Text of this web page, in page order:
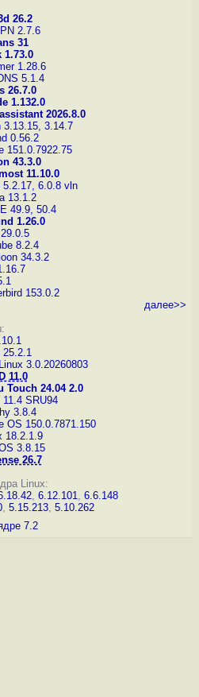
26.2
2.7.6
31
1.73.0
1.28.6
5.1.4
26.7.0
1.132.0
2026.8.0
3.13.15, 3.14.7
0.56.2
151.0.7922.75
43.3.0
11.10.0
5.2.17, 6.0.8 vln
13.1.2
49.9, 50.4
1.26.0
8.2.4
34.3.2
153.0.2
далее>>
25.2.1
3.0.20260803
11.0
Touch 24.04 2.0
SRU94
3.8.4
OS 150.0.7871.150
18.2.1.9
3.8.15
26.7
Linux:
, 6.12.101, 6.6.148
, 5.15.213, 5.10.262
7.2